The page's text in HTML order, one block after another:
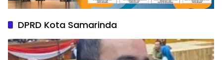
DPRD Kota Samarinda